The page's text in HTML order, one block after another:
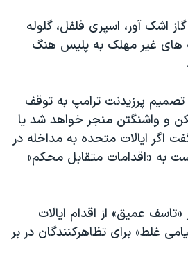
اشک آور، اسپری فلفل، گلوله
های غیر مهلک به پلیس هنگ
پرزیدنت ترامپ به توقف
و واشنگتن منجر خواهد شد یا
اگر ایالات متحده به مداخله در
به «اقدامات متقابل محکم»
عمیق» از اقدام ایالات
غلط» برای تظاهرکنندگان در بر